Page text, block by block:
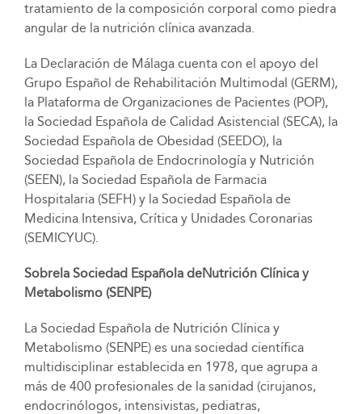
tratamiento de la composición corporal como piedra
angular de la nutrición clínica avanzada.
La Declaración de Málaga cuenta con el apoyo del
Grupo Español de Rehabilitación Multimodal (GERM),
la Plataforma de Organizaciones de Pacientes (POP),
la Sociedad Española de Calidad Asistencial (SECA), la
Sociedad Española de Obesidad (SEEDO), la
Sociedad Española de Endocrinología y Nutrición
(SEEN), la Sociedad Española de Farmacia
Hospitalaria (SEFH) y la Sociedad Española de
Medicina Intensiva, Crítica y Unidades Coronarias
(SEMICYUC).
Sobrela Sociedad Española deNutrición Clínica y
Metabolismo (SENPE)
La Sociedad Española de Nutrición Clínica y
Metabolismo (SENPE) es una sociedad científica
multidisciplinar establecida en 1978, que agrupa a
más de 400 profesionales de la sanidad (cirujanos,
endocrinólogos, intensivistas, pediatras,